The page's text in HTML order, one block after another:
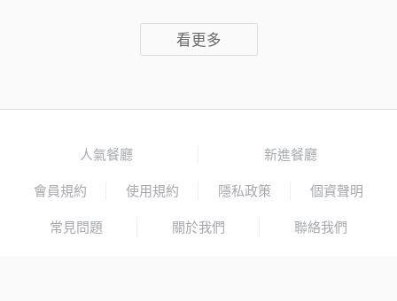
看更多
人氣餐廳 新進餐廳
會員規約 使用規約 隱私政策 個資聲明
常見問題 關於我們 聯絡我們